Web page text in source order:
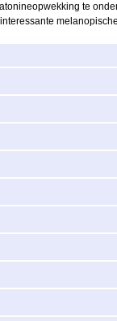
te